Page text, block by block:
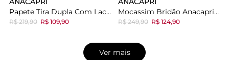
Papete Tira Dupla Com Lacinhos Marrom
R$ 219,90 R$ 109,90
Mocassim Bridão Anacapri Cinza
R$ 249,90 R$ 124,90
Ver mais